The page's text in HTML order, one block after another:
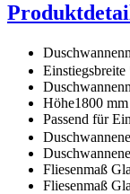
Einstiegsbreite
Höhe1800 mm
Passend für
Fliesenmaß
Fliesenmaß